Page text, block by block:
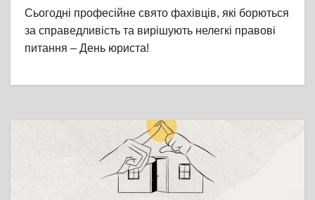
Сьогодні професійне свято фахівців, які борються
за справедливість та вирішують нелегкі правові
питання – День юриста!